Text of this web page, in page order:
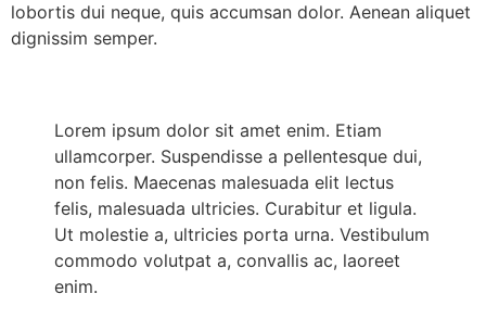
lobortis dui neque, quis accumsan dolor. Aenean aliquet
dignissim semper.
Lorem ipsum dolor sit amet enim. Etiam
ullamcorper. Suspendisse a pellentesque dui,
non felis. Maecenas malesuada elit lectus
felis, malesuada ultricies. Curabitur et ligula.
Ut molestie a, ultricies porta urna. Vestibulum
commodo volutpat a, convallis ac, laoreet
enim.